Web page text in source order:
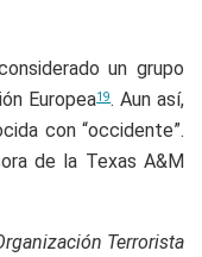
un grupo
Europea19. Aun así,
con “occidente”.
de la Texas A&M
Terrorista